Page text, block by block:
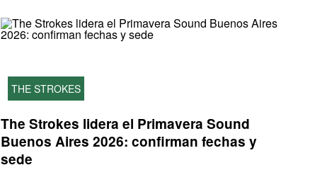
THE STROKES
The Strokes lidera el Primavera Sound
Buenos Aires 2026: confirman fechas y
sede